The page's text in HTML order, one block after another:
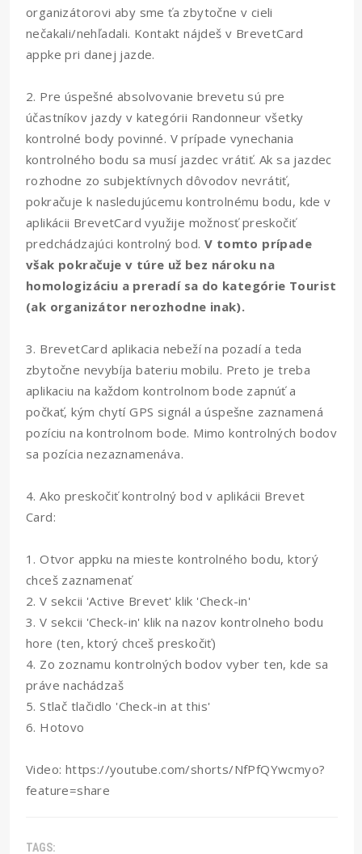
organizátorovi aby sme ťa zbytočne v cieli
nečakali/nehľadali. Kontakt nájdeš v BrevetCard
appke pri danej jazde.
2. Pre úspešné absolvovanie brevetu sú pre
účastníkov jazdy v kategórii Randonneur všetky
kontrolné body povinné. V prípade vynechania
kontrolného bodu sa musí jazdec vrátiť. Ak sa jazdec
rozhodne zo subjektívnych dôvodov nevrátiť,
pokračuje k nasledujúcemu kontrolnému bodu, kde v
aplikácii BrevetCard využije možnosť preskočiť
predchádzajúci kontrolný bod. V tomto prípade
však pokračuje v túre už bez nároku na
homologizáciu a preradí sa do kategórie Tourist
(ak organizátor nerozhodne inak).
3. BrevetCard aplikacia nebeží na pozadí a teda
zbytočne nevybíja bateriu mobilu. Preto je treba
aplikaciu na každom kontrolnom bode zapnúť a
počkať, kým chytí GPS signál a úspešne zaznamená
pozíciu na kontrolnom bode. Mimo kontrolných bodov
sa pozícia nezaznamenáva.
4. Ako preskočiť kontrolný bod v aplikácii Brevet
Card:
1. Otvor appku na mieste kontrolného bodu, ktorý
chceš zaznamenať
2. V sekcii 'Active Brevet' klik 'Check-in'
3. V sekcii 'Check-in' klik na nazov kontrolneho bodu
hore (ten, ktorý chceš preskočiť)
4. Zo zoznamu kontrolných bodov vyber ten, kde sa
práve nachádzaš
5. Stlač tlačidlo 'Check-in at this'
6. Hotovo
Video: https://youtube.com/shorts/NfPfQYwcmyo?
feature=share
TAGS: